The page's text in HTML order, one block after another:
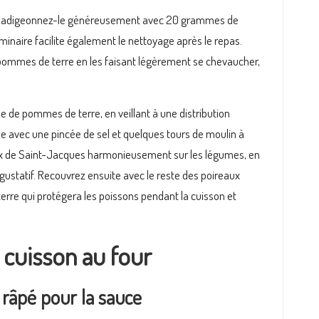
le généreusement avec 20 grammes de
facilite également le nettoyage après le repas.
de terre en les faisant légèrement se chevaucher,
de pommes de terre, en veillant à une distribution
une pincée de sel et quelques tours de moulin à
Saint-Jacques harmonieusement sur les légumes, en
Recouvrez ensuite avec le reste des poireaux
qui protégera les poissons pendant la cuisson et
au four
pour la sauce